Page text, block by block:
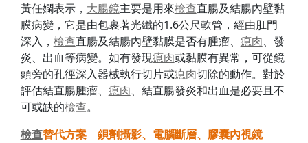
黃任嫻表示， 大腸鏡主要是用來檢查直腸及結腸內壁黏
膜病變，它是由包裹著光纖的1.6公尺軟管，經由肛門
深入， 檢查直腸及結腸內壁黏膜是否有腫瘤、 瘜肉、發
炎、出血等病變。如有發現瘜肉或黏膜有異常，可從鏡
頭旁的孔徑深入器械執行切片或瘜肉切除的動作。對於
評估結直腸腫瘤、 瘜肉、結直腸發炎和出血是必要且不
可或缺的檢查。
檢查替代方案 鋇劑攝影、電腦斷層、膠囊內視鏡